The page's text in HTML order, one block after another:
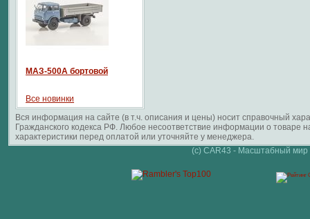
МАЗ-500А бортовой
Все новинки
Вся информация на сайте (в т.ч. описания и цены) носит справочный
Гражданского кодекса РФ. Любое несоответствие информации о
характеристики перед оплатой или уточняйте у менеджера.
(c) CAR43 - Масштабный мир